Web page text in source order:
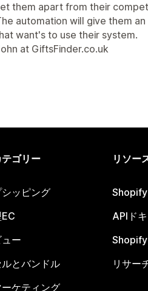
them apart from their
automation will give them
want's to use their system.
at GiftsFinder.co.uk
テゴリー
シッピング
ー
とバンドル
ケティング
リソー
Shopify
APIド
Shopify
リサー